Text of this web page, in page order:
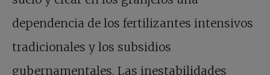
dependencia de los fertilizantes intensivos
tradicionales y los subsidios
gubernamentales. Las inestabilidades